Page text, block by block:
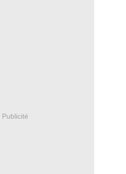
Publicité